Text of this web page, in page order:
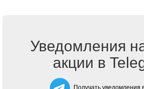
Уведомления
акции в